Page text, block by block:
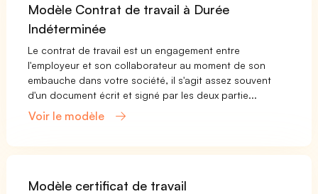
Modèle Contrat de travail à Durée
Indéterminée
Le contrat de travail est un engagement entre
l'employeur et son collaborateur au moment de son
embauche dans votre société, il s'agit assez souvent
d'un document écrit et signé par les deux partie...
Voir le modèle
Modèle certificat de travail